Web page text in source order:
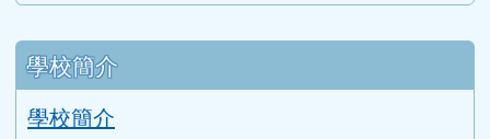
左邊區域內容
學校簡介
學校簡介